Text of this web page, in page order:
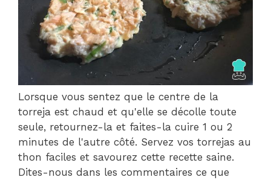
Lorsque vous sentez que le centre de la
torreja est chaud et qu'elle se décolle toute
seule, retournez-la et faites-la cuire 1 ou 2
minutes de l'autre côté. Servez vos torrejas au
thon faciles et savourez cette recette saine.
Dites-nous dans les commentaires ce que